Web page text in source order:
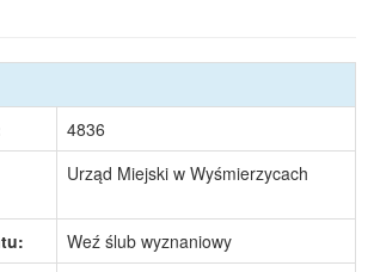
4836
Urząd Miejski w Wyśmierzycach
Weź ślub wyznaniowy